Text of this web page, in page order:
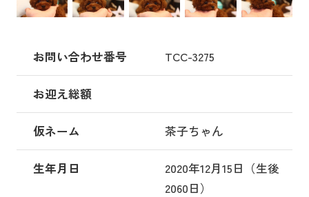
お問い合わせ番号 TCC-3275
お迎え総額
仮ネーム 茶子ちゃん
生年月日
2020年12月15日（生後
2060日）